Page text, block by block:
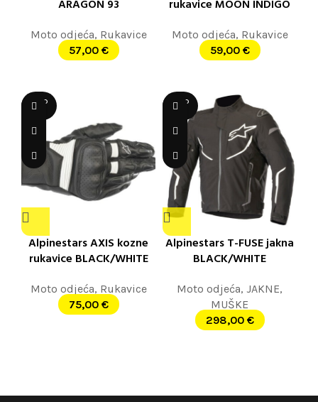
ARAGON 93
Moto odjeća, Rukavice
57,00 €
rukavice MOON INDIGO
Moto odjeća, Rukavice
59,00 €
SOLD
OUT
Alpinestars AXIS kozne
rukavice BLACK/WHITE
Moto odjeća, Rukavice
75,00 €
SOLD
OUT
Alpinestars T-FUSE jakna
BLACK/WHITE
Moto odjeća, JAKNE,
MUŠKE
298,00 €